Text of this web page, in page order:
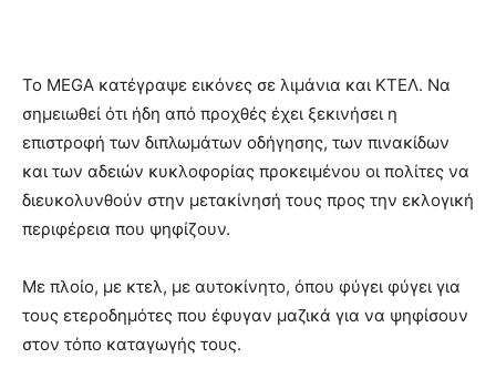
Το MEGA κατέγραψε εικόνες σε λιμάνια και ΚΤΕΛ. Να
σημειωθεί ότι ήδη από προχθές έχει ξεκινήσει η
επιστροφή των διπλωμάτων οδήγησης, των πινακίδων
και των αδειών κυκλοφορίας προκειμένου οι πολίτες να
διευκολυνθούν στην μετακίνησή τους προς την εκλογική
περιφέρεια που ψηφίζουν.
Με πλοίο, με κτελ, με αυτοκίνητο, όπου φύγει φύγει για
τους ετεροδημότες που έφυγαν μαζικά για να ψηφίσουν
στον τόπο καταγωγής τους.